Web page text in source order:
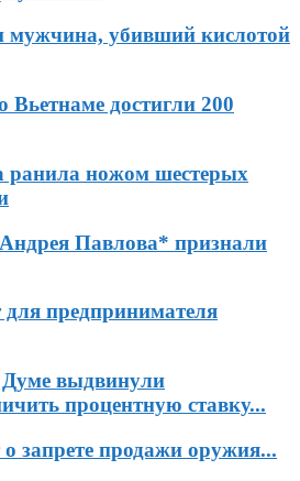
мужчина, убивший кислотой
достигли 200
ранила ножом шестерых
Павлова* признали
предпринимателя
Думе выдвинули
процентную ставку...
запрете продажи оружия...